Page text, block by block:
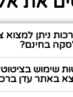
ניתן למצוא
בחינם?
שימוש
באתר עדן